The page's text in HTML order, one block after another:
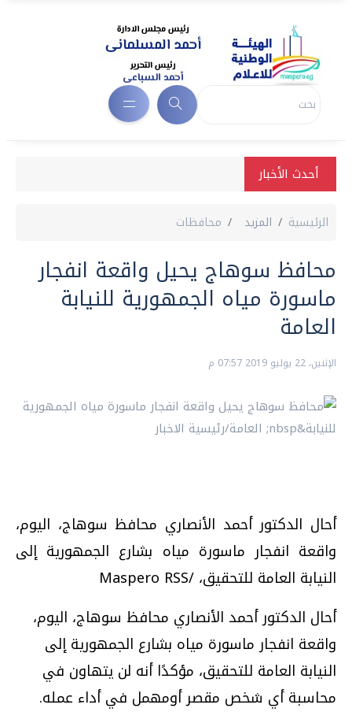
أحدث الأخبار
الرئيسية المزيد محافظات
محافظ سوهاج يحيل واقعة انفجار
ماسورة مياه الجمهورية للنيابة
العامة
الإثنين، 22 يوليو 2019 07:57 م
أحال الدكتور أحمد الأنصاري محافظ سوهاج، اليوم،
واقعة انفجار ماسورة مياه بشارع الجمهورية إلى
النيابة العامة للتحقيق، /Maspero RSS
أحال الدكتور أحمد الأنصاري محافظ سوهاج، اليوم،
واقعة انفجار ماسورة مياه بشارع الجمهورية إلى
النيابة العامة للتحقيق، مؤكدًا أنه لن يتهاون في
محاسبة أي شخص مقصر أومهمل في أداء عمله.